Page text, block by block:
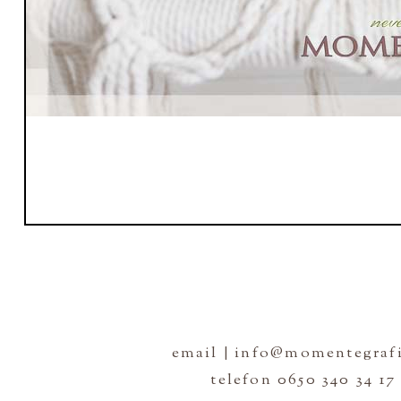
email |
telefon 0650 340 34 17